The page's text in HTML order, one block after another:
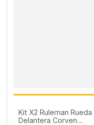
Kit X2 Ruleman Rueda
Delantera Corven